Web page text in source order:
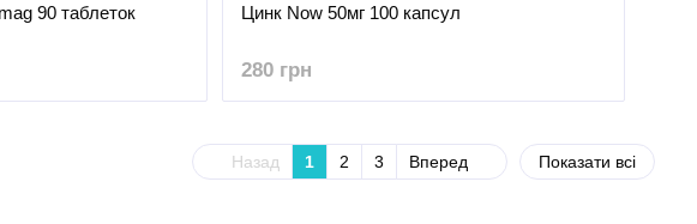
90 таблеток Цинк Now 50мг 100 капсул
280 грн
Назад 1 2 3 Вперед Показати всі